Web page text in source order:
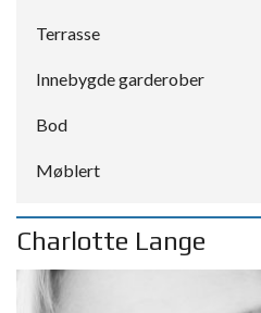
Terrasse
Innebygde garderober
Bod
Møblert
Charlotte Lange